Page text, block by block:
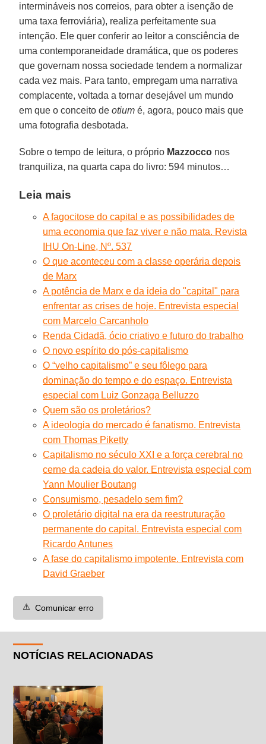
intermináveis nos correios, para obter a isenção de
uma taxa ferroviária), realiza perfeitamente sua
intenção. Ele quer conferir ao leitor a consciência de
uma contemporaneidade dramática, que os poderes
que governam nossa sociedade tendem a normalizar
cada vez mais. Para tanto, empregam uma narrativa
complacente, voltada a tornar desejável um mundo
em que o conceito deotium é, agora, pouco mais que
uma fotografia desbotada.
Sobre o tempo de leitura, o próprio Mazzocco nos
tranquiliza, na quarta capa do livro: 594 minutos…
Leia mais
A fagocitose do capital e as possibilidades de
uma economia que faz viver e não mata. Revista
IHU On-Line, Nº. 537
O que aconteceu com a classe operária depois
de Marx
A potência de Marx e da ideia do "capital" para
enfrentar as crises de hoje. Entrevista especial
com Marcelo Carcanholo
Renda Cidadã, ócio criativo e futuro do trabalho
O novo espírito do pós-capitalismo
O “velho capitalismo” e seu fôlego para
dominação do tempo e do espaço. Entrevista
especial com Luiz Gonzaga Belluzzo
Quem são os proletários?
A ideologia do mercado é fanatismo. Entrevista
com Thomas Piketty
Capitalismo no século XXI e a força cerebral no
cerne da cadeia do valor. Entrevista especial com
Yann Moulier Boutang
Consumismo, pesadelo sem fim?
O proletário digital na era da reestruturação
permanente do capital. Entrevista especial com
Ricardo Antunes
A fase do capitalismo impotente. Entrevista com
David Graeber
⚠️ Comunicar erro
NOTÍCIAS RELACIONADAS